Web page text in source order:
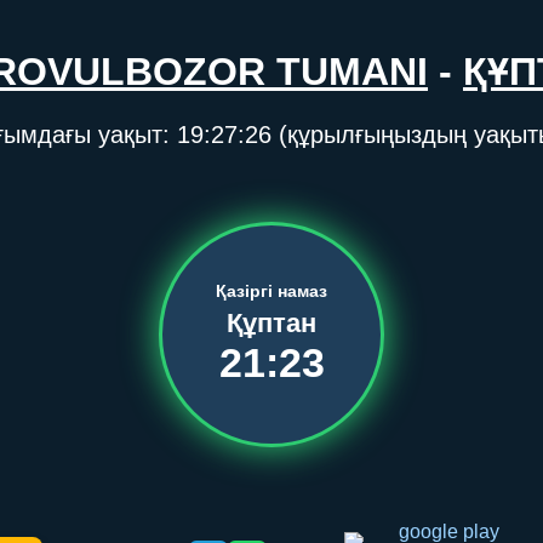
TUMANI -
уақыт: 19:27:26 (құрылғыңыздың
Қазіргі намаз
Құптан
21:23